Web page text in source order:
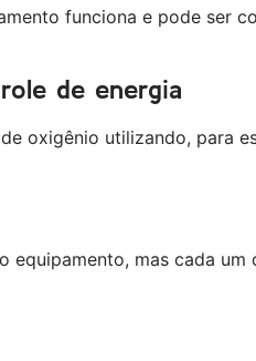
funciona e pode ser
de energia
oxigênio utilizando, para
equipamento, mas cada um